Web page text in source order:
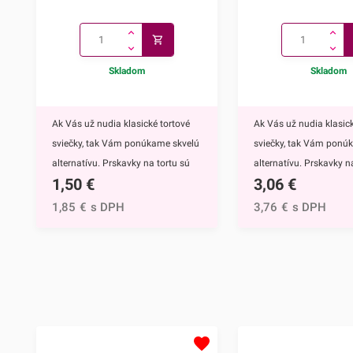
Skladom
Ak Vás už nudia klasické tortové
sviečky, tak Vám ponúkame skvelú
alternatívu. Prskavky na tortu sú
mimoriadne efektným doplnkom
nielen na torty, ale môžete ich
1,50 €
1,85 € s DPH
Skladom
Ak Vás už nudia
sviečky, tak Vám
alternatívu. Prskavky
hviezdičky a srdiečka sú
mimoriadne efektným
3,06 €
3,76 € s DPH